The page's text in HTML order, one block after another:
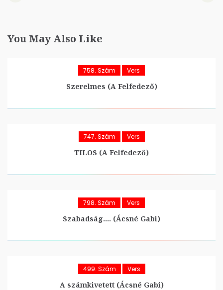
You May Also Like
758. Szám Vers
Szerelmes (A Felfedező)
747. Szám Vers
TILOS (A Felfedező)
798. Szám Vers
Szabadság…. (Ácsné Gabi)
499. Szám Vers
A számkivetett (Ácsné Gabi)